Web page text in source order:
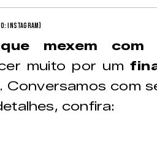
Instagram)
mexem com
muito por um
Conversamos com
confira: